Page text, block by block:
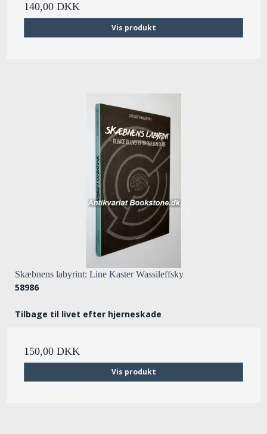
140,00 DKK
Vis produkt
Skæbnens labyrint: Line Kaster Wassileffsky
58986
Tilbage til livet efter hjerneskade
150,00 DKK
Vis produkt